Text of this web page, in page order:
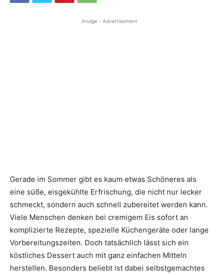
Anzige - Advertisement
Gerade im Sommer gibt es kaum etwas Schöneres als
eine süße, eisgekühlte Erfrischung, die nicht nur lecker
schmeckt, sondern auch schnell zubereitet werden kann.
Viele Menschen denken bei cremigem Eis sofort an
komplizierte Rezepte, spezielle Küchengeräte oder lange
Vorbereitungszeiten. Doch tatsächlich lässt sich ein
köstliches Dessert auch mit ganz einfachen Mitteln
herstellen. Besonders beliebt ist dabei selbstgemachtes